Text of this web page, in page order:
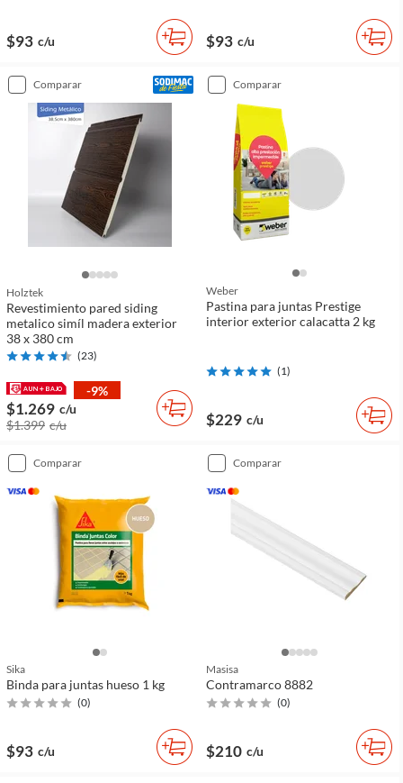
$93 c/u $93 c/u
comparar
Holztek
Revestimiento pared siding
metalico simíl madera exterior
38 x 380 cm
(23)
-9%
$1.269 c/u
$1.399 c/u
comparar
Weber
Pastina para juntas Prestige
interior exterior calacatta 2 kg
(1)
$229 c/u
comparar
Sika
Binda para juntas hueso 1 kg
(0)
$93 c/u
comparar
Masisa
Contramarco 8882
(0)
$210 c/u